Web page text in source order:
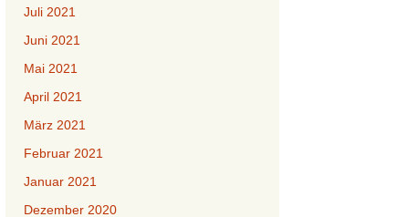
Juli 2021
Juni 2021
Mai 2021
April 2021
März 2021
Februar 2021
Januar 2021
Dezember 2020